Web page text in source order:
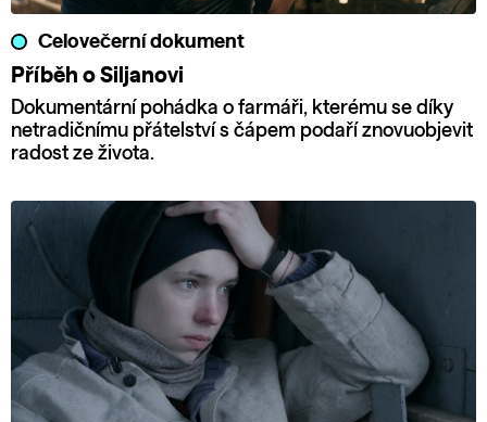
Celovečerní dokument
Příběh o Siljanovi
Dokumentární pohádka o farmáři, kterému se díky
netradičnímu přátelství s čápem podaří znovuobjevit
radost ze života.